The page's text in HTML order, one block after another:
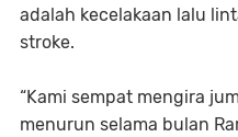
adalah kecelakaan lalu
stroke.
“Kami sempat mengira
menurun selama bulan